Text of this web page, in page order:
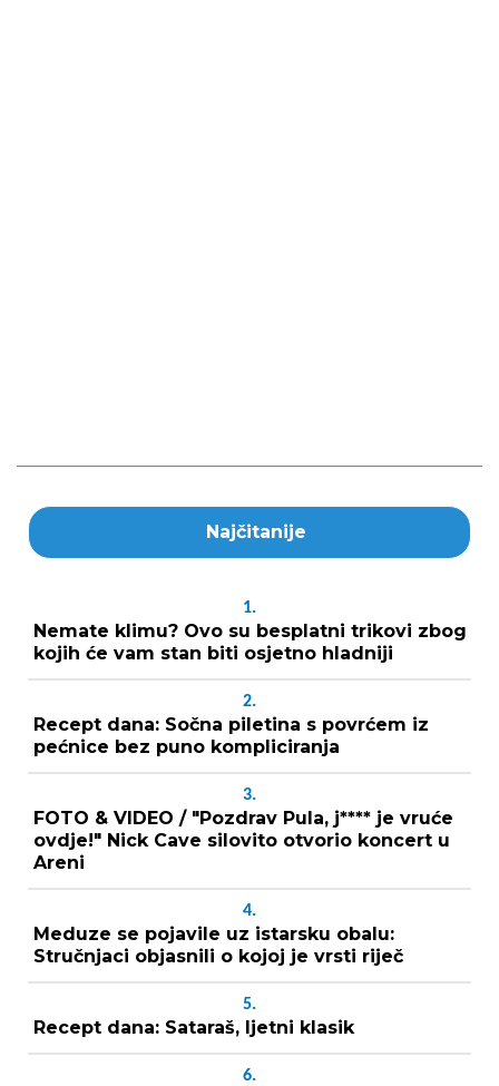
Najčitanije
1.
Nemate klimu? Ovo su besplatni trikovi zbog
kojih će vam stan biti osjetno hladniji
2.
Recept dana: Sočna piletina s povrćem iz
pećnice bez puno kompliciranja
3.
FOTO & VIDEO / "Pozdrav Pula, j**** je vruće
ovdje!" Nick Cave silovito otvorio koncert u
Areni
4.
Meduze se pojavile uz istarsku obalu:
Stručnjaci objasnili o kojoj je vrsti riječ
5.
Recept dana: Sataraš, ljetni klasik
6.